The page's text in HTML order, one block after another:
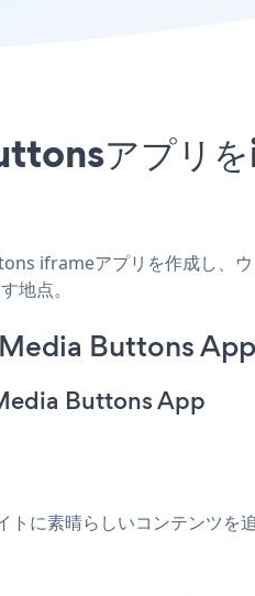
アプリを
iframeアプリを作成し、
地点。
Buttons
Buttons App
に素晴らしいコンテンツを追